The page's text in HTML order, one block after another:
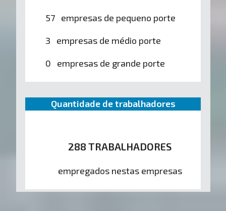
57 empresas de pequeno porte
3 empresas de médio porte
0 empresas de grande porte
Quantidade de trabalhadores
288 TRABALHADORES
empregados nestas empresas